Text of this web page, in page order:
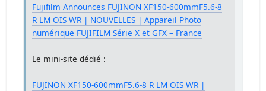
Fujifilm Announces FUJINON XF150-600mmF5.6-8
R LM OIS WR | NOUVELLES | Appareil Photo
numérique FUJIFILM Série X et GFX – France
Le mini-site dédié :
FUJINON XF150-600mmF5.6-8 R LM OIS WR |